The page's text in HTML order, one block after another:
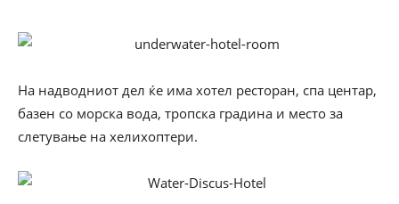
На надводниот дел ќе има хотел ресторан, спа центар,
базен со морска вода, тропска градина и место за
слетување на хелихоптери.